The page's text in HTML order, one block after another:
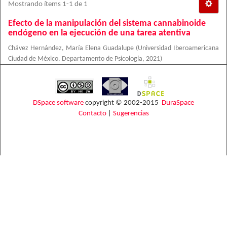
Mostrando ítems 1-1 de 1
Efecto de la manipulación del sistema cannabinoide
endógeno en la ejecución de una tarea atentiva
Chávez Hernández, María Elena Guadalupe (Universidad Iberoamericana
Ciudad de México. Departamento de Psicología, 2021)
DSpace software copyright © 2002-2015 DuraSpace
Contacto| Sugerencias